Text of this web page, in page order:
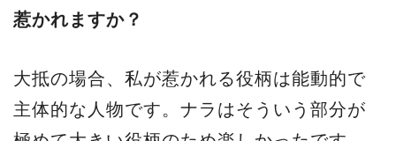
惹かれますか？
大抵の場合、私が惹かれる役柄は能動的で
主体的な人物です。ナラはそういう部分が